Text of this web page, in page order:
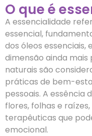
O que é
A essencialidade
essencial,
dos óleos essenciais,
dimensão ainda
naturais são
práticas de bem-
pessoais. A essência
flores, folhas e
terapêuticas que
emocional.